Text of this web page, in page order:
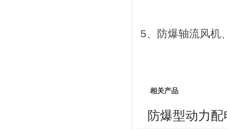
5、防爆轴流风机
相关产品
防爆型动力